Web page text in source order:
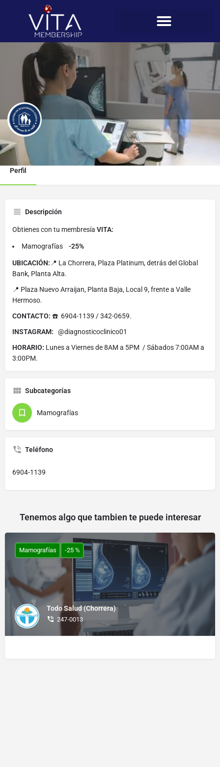
Centro de Diagnóstico Clínico
Perfil
Descripción
Obtienes con tu membresía VITA:
Mamografías -25%
UBICACIÓN: 📍 La Chorrera, Plaza Platinum, detrás del Global
Bank, Planta Alta.
📍 Plaza Nuevo Arraijan, Planta Baja, Local 9, frente a Valle
Hermoso.
CONTACTO: ☎️ 6904-1139 / 342-0659.
INSTAGRAM:
@diagnosticoclinico01
HORARIO: Lunes a Viernes de 8AM a 5PM / Sábados 7:00AM a
3:00PM.
Subcategorías
Mamografías
Teléfono
6904-1139
Tenemos algo que tambien te puede interesar
Todo Salud (Chorrera)
247-0013
Mamografías -25 %